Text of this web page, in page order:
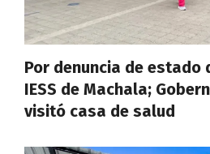
Por denuncia de estado
IESS de Machala;
visitó casa de salud